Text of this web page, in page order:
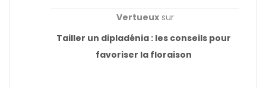
Vertueuxsur
Tailler un dipladénia : les conseils pour
favoriser la floraison